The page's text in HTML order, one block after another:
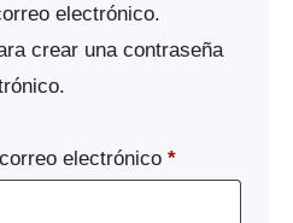
electrónico.
crear una contraseña
electrónico *Obligatorio